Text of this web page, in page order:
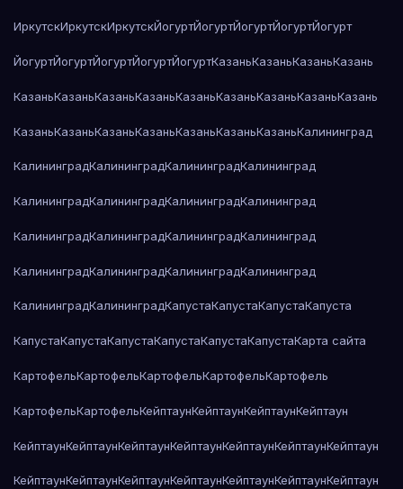
ИркутскИркутскИркутскЙогуртЙогуртЙогуртЙогуртЙогурт
ЙогуртЙогуртЙогуртЙогуртЙогуртКазаньКазаньКазаньКазань
КазаньКазаньКазаньКазаньКазаньКазаньКазаньКазаньКазань
КазаньКазаньКазаньКазаньКазаньКазаньКазаньКалининград
КалининградКалининградКалининградКалининград
КалининградКалининградКалининградКалининград
КалининградКалининградКалининградКалининград
КалининградКалининградКалининградКалининград
КалининградКалининградКапустаКапустаКапустаКапуста
КапустаКапустаКапустаКапустаКапустаКапустаКарта сайта
КартофельКартофельКартофельКартофельКартофель
КартофельКартофельКейптаунКейптаунКейптаунКейптаун
КейптаунКейптаунКейптаунКейптаунКейптаунКейптаунКейптаун
КейптаунКейптаунКейптаунКейптаунКейптаунКейптаунКейптаун